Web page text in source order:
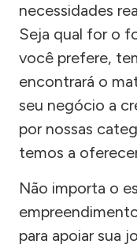
necessidades
Seja qual for o
você prefere,
encontrará o
seu negócio a
por nossas
temos a
Não importa o
para apoiar sua